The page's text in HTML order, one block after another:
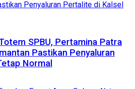
SPBU, Pertamina Patra
Pastikan Penyaluran
Normal